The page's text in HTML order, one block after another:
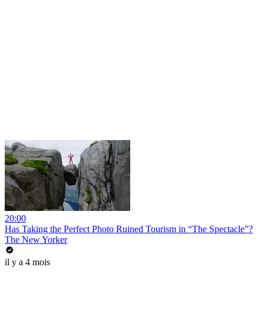
20:00
Has Taking the Perfect Photo Ruined Tourism in “The Spectacle”?
The New Yorker
il y a 4 mois